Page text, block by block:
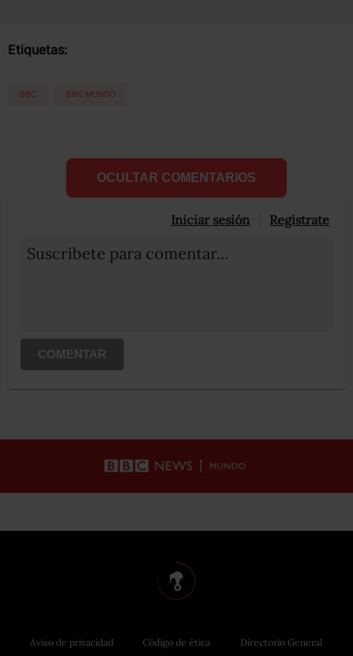
Etiquetas:
BBC BBC MUNDO
OCULTAR COMENTARIOS
Iniciar sesión Registrate
Suscribete para comentar...
COMENTAR
Aviso de privacidad Código de ética Directorio General